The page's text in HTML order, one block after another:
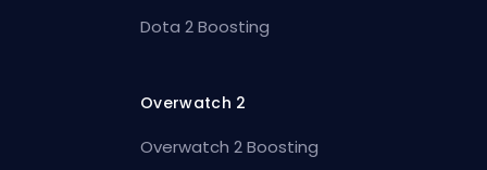
Dota 2 Boosting
Overwatch 2
Overwatch 2 Boosting